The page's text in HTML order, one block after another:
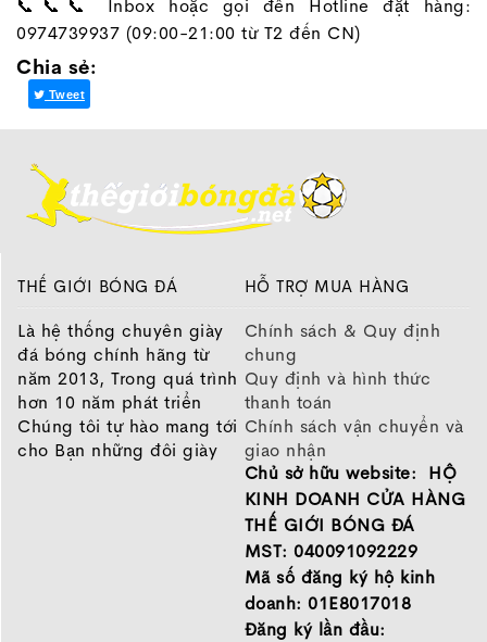
📞📞📞 Inbox hoặc gọi đến Hotline đặt hàng:
0974739937 (09:00-21:00 từ T2 đến CN)
Chia sẻ:
Tweet
THẾ GIỚI BÓNG ĐÁ
Là hệ thống chuyên giày
đá bóng chính hãng từ
năm 2013, Trong quá trình
hơn 10 năm phát triển
Chúng tôi tự hào mang tới
cho Bạn những đôi giày
HỖ TRỢ MUA HÀNG
Chính sách & Quy định
chung
Quy định và hình thức
thanh toán
Chính sách vận chuyển và
giao nhận
Chính sách bảo hành
Chính sách bảo mật thông
tin
Chủ sở hữu website: HỘ
KINH DOANH CỬA HÀNG
THẾ GIỚI BÓNG ĐÁ
MST: 040091092229
Mã số đăng ký hộ kinh
doanh: 01E8017018
Đăng ký lần đầu: